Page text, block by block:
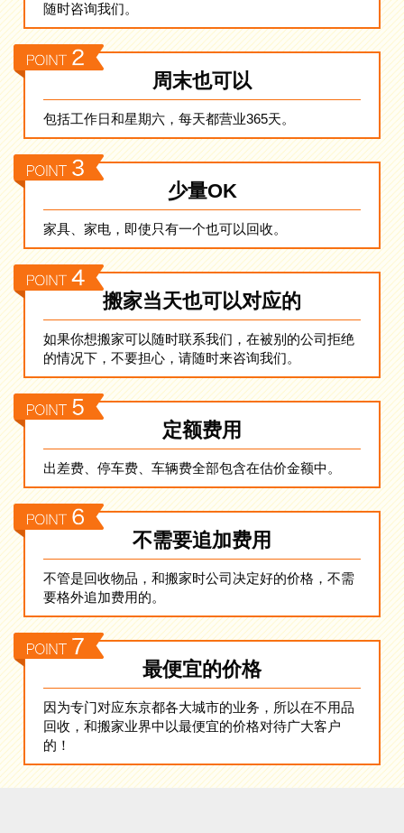
随时咨询我们。
周末也可以
包括工作日和星期六，每天都营业365天。
少量OK
家具、家电，即使只有一个也可以回收。
搬家当天也可以对应的
如果你想搬家可以随时联系我们，在被别的公司拒绝
的情况下，不要担心，请随时来咨询我们。
定额费用
出差费、停车费、车辆费全部包含在估价金额中。
不需要追加费用
不管是回收物品，和搬家时公司决定好的价格，不需
要格外追加费用的。
最便宜的价格
因为专门对应东京都各大城市的业务，所以在不用品
回收，和搬家业界中以最便宜的价格对待广大客户
的！